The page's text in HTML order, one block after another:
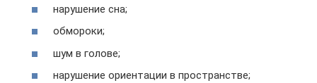
нарушение сна;
обмороки;
шум в голове;
нарушение ориентации в пространстве;